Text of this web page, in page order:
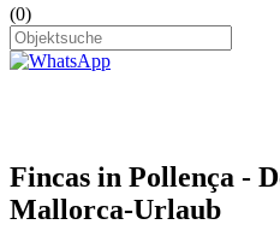
(0)
Fincas in Pollença -
Mallorca-Urlaub